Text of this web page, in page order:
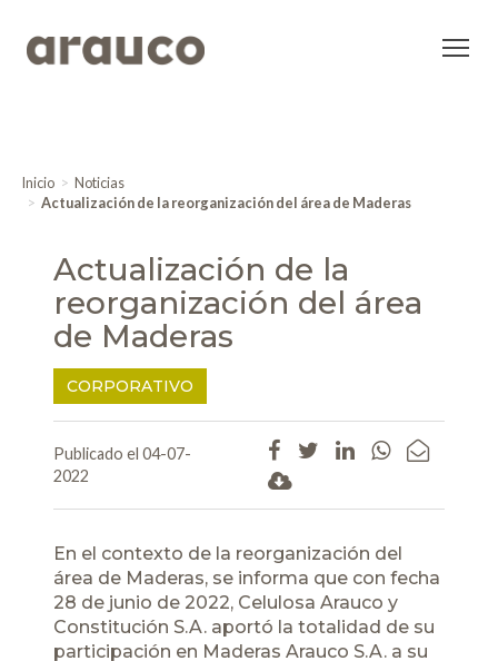
Inicio
Noticias
Actualización de la reorganización del área de Maderas
Actualización de la
reorganización del área
de Maderas
CORPORATIVO
Publicado el 04-07-
2022
En el contexto de la reorganización del
área de Maderas, se informa que con fecha
28 de junio de 2022, Celulosa Arauco y
Constitución S.A. aportó la totalidad de su
participación en Maderas Arauco S.A. a su